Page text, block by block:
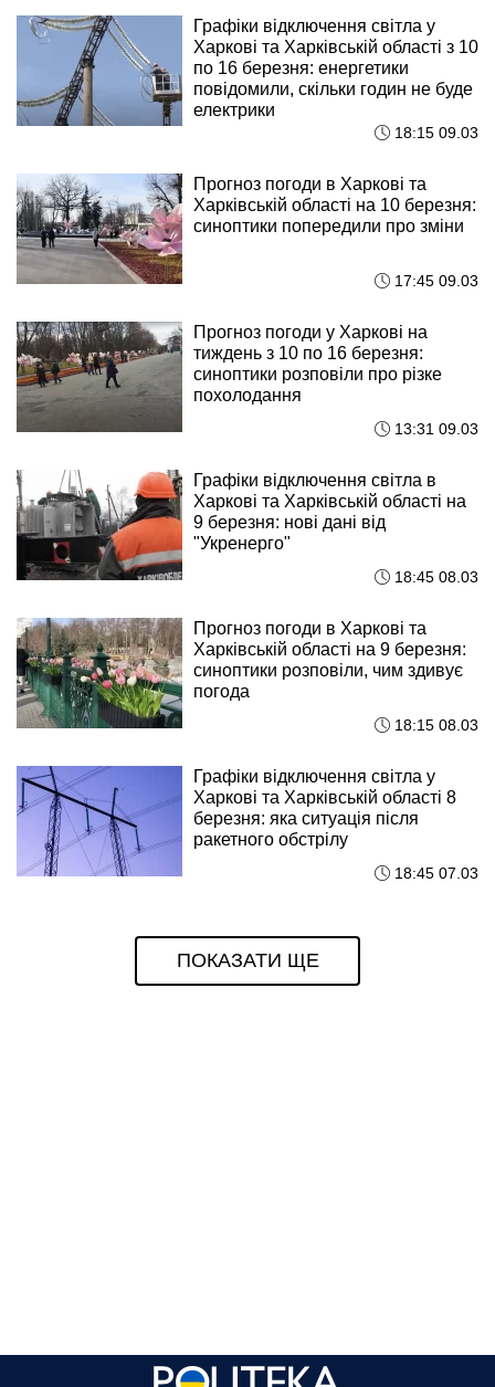
Графіки відключення світла у
Харкові та Харківській області з 10
по 16 березня: енергетики
повідомили, скільки годин не буде
електрики
18:15 09.03
Прогноз погоди в Харкові та
Харківській області на 10 березня:
синоптики попередили про зміни
17:45 09.03
Прогноз погоди у Харкові на
тиждень з 10 по 16 березня:
синоптики розповіли про різке
похолодання
13:31 09.03
Графіки відключення світла в
Харкові та Харківській області на
9 березня: нові дані від
"Укренерго"
18:45 08.03
Прогноз погоди в Харкові та
Харківській області на 9 березня:
синоптики розповіли, чим здивує
погода
18:15 08.03
Графіки відключення світла у
Харкові та Харківській області 8
березня: яка ситуація після
ракетного обстрілу
18:45 07.03
ПОКАЗАТИ ЩЕ